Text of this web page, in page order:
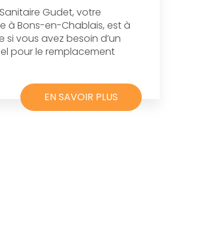
Gudet, votre
à Bons-en-Chablais, est à
si vous avez besoin d’un
pour le remplacement
EN SAVOIR PLUS